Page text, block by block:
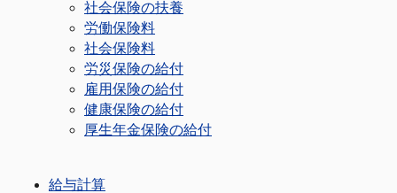
社会保険の扶養
労働保険料
社会保険料
労災保険の給付
雇用保険の給付
健康保険の給付
厚生年金保険の給付
給与計算